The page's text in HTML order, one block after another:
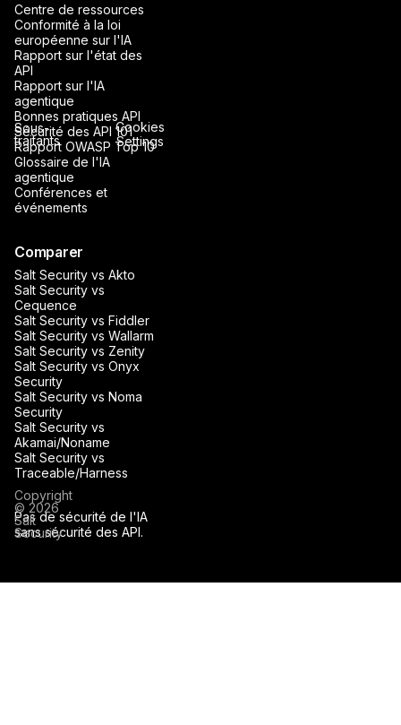
Centre de ressources
Conformité à la loi
européenne sur l'IA
Rapport sur l'état des
API
Rapport sur l'IA
agentique
Bonnes pratiques API
Sécurité des API 101
Rapport OWASP Top 10
Glossaire de l'IA
agentique
Conférences et
événements
Pas de sécurité de l'IA
sans sécurité des API.
Comparer
Salt Security vs Akto
Salt Security vs
Cequence
Salt Security vs Fiddler
Salt Security vs Wallarm
Salt Security vs Zenity
Salt Security vs Onyx
Security
Salt Security vs Noma
Security
Salt Security vs
Akamai/Noname
Salt Security vs
Traceable/Harness
Sous-
traitants
Cookies
Settings
Copyright
© 2026
Salt
Security